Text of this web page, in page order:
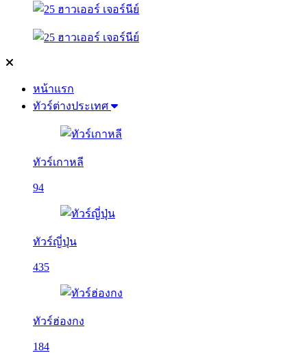
หน้าแรก
ทัวร์ต่างประเทศ
ทัวร์เกาหลี
94
ทัวร์ญี่ปุ่น
435
ทัวร์ฮ่องกง
184